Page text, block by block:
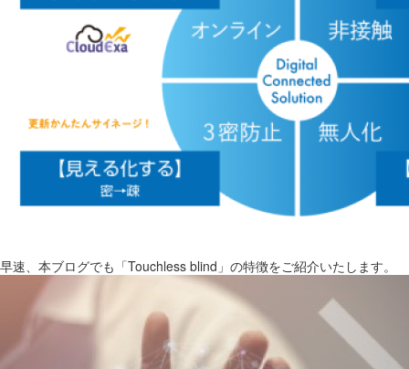
早速、本ブログでも「Touchless blind」の特徴をご紹介いたします。